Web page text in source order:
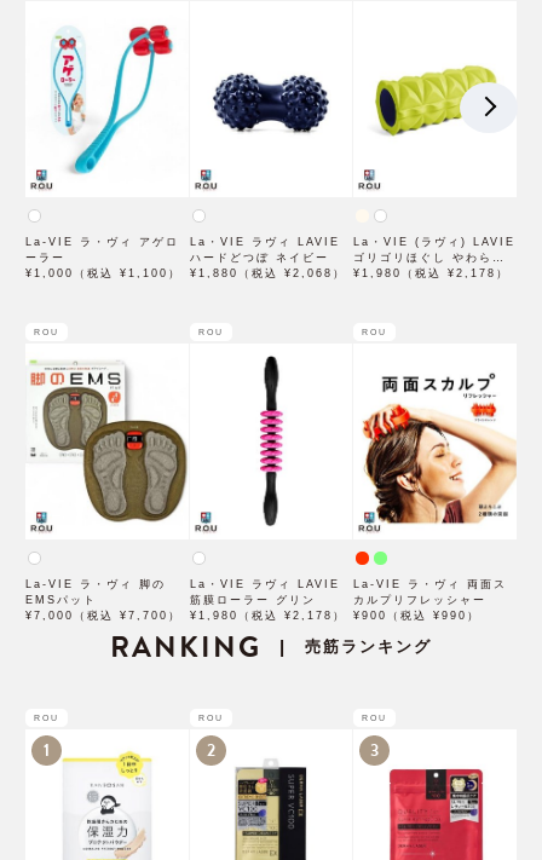
La-VIE ラ・ヴィ アゲロ
ーラー
¥1,000（税込 ¥1,100）
La・VIE ラヴィ LAVIE
ハードどつぼ ネイビー
¥1,880（税込 ¥2,068）
La・VIE (ラヴィ) LAVIE
ゴリゴリほぐし やわらか
め・かため
¥1,980（税込 ¥2,178）
ROU
La-VIE ラ・ヴィ 脚の
EMSパット
¥7,000（税込 ¥7,700）
ROU
La・VIE ラヴィ LAVIE
筋膜ローラー グリン
¥1,980（税込 ¥2,178）
ROU
La-VIE ラ・ヴィ 両面ス
カルプリフレッシャー
¥900（税込 ¥990）
RANKING | 売筋ランキング
ROU
1
ROU
2
ROU
3